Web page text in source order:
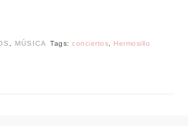
MÚSICA Tags: conciertos Hermosillo